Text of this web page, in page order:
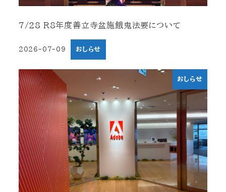
7/28 R8年度善立寺盆施餓鬼法要について
2026-07-09 おしらせ
おしらせ